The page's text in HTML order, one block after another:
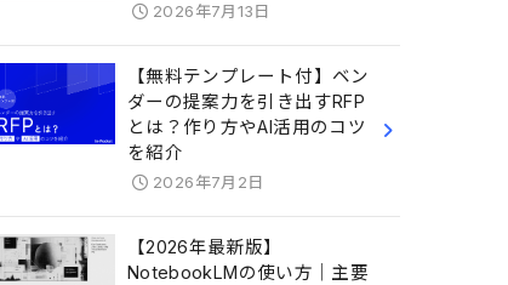
2026年7月13日
【無料テンプレート付】ベン
ダーの提案力を引き出すRFP
とは？作り方やAI活用のコツ
を紹介
2026年7月2日
【2026年最新版】
NotebookLMの使い方｜主要